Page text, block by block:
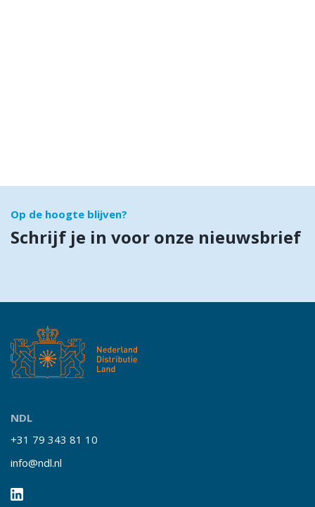
Op de hoogte blijven?
Schrijf je in voor onze nieuwsbrief
NDL
+31 79 343 81 10
info@ndl.nl